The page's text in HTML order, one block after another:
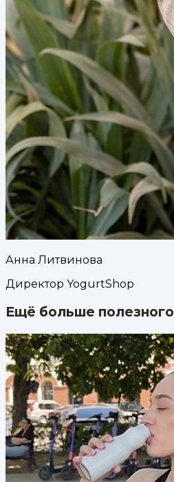
Анна Литвинова
Директор YogurtShop
Ещё больше полезного